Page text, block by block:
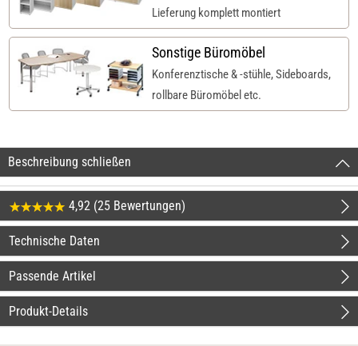
Lieferung komplett montiert
Sonstige Büromöbel
Konferenztische & -stühle, Sideboards,
rollbare Büromöbel etc.
Beschreibung schließen
4,92 (25 Bewertungen)
Technische Daten
Passende Artikel
Produkt-Details